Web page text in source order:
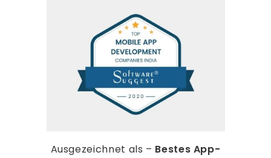
Ausgezeichnet als – Bestes App-